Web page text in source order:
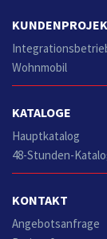
Wohnmobil
KATALOGE
Hauptkatalog
48-Stunden-
KONTAKT
Angebotsanfrage